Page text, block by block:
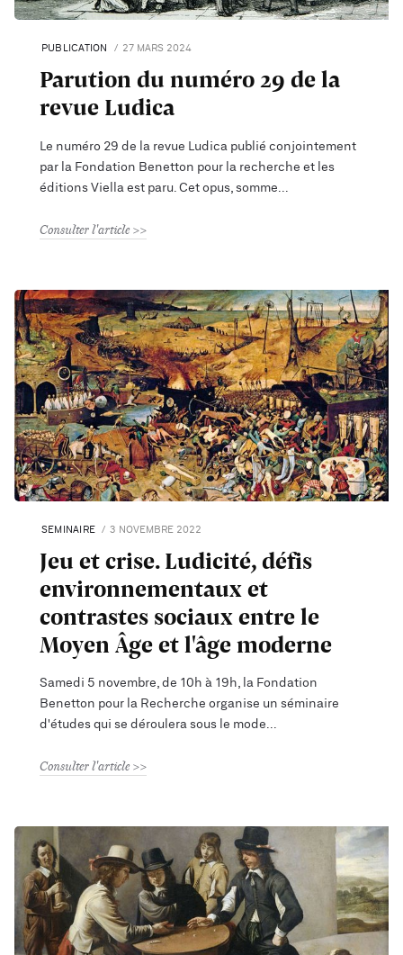
PUBLICATION 27 MARS 2024
Parution du numéro 29 de la
revue Ludica
Le numéro 29 de la revue Ludica publié conjointement
par la Fondation Benetton pour la recherche et les
éditions Viella est paru. Cet opus, somme
Consulter l'article
SEMINAIRE 3 NOVEMBRE 2022
Jeu et crise. Ludicité, défis
environnementaux et
contrastes sociaux entre le
Moyen Âge et l'âge moderne
Samedi 5 novembre, de 10h à 19h, la Fondation
Benetton pour la Recherche organise un séminaire
d'études qui se déroulera sous le mode
Consulter l'article